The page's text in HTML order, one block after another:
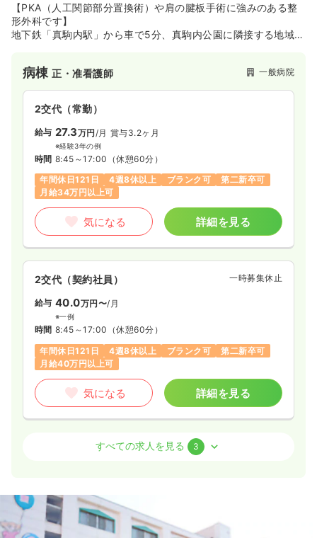
【PKA（人工関節部分置換術）や肩の腱板手術に強みのある整
形外科です】
地下鉄「真駒内駅」から車で5分、真駒内公園に隣接する地域密
床です。
外科的な治療法だけでなく、理学療法（冷凍療法、温熱療法、
水治療法、レーザー治療）、運動療法、日常生活動作訓練・装
具・自助具の使用なども取り入れ、患者さん一人ひとりの症状
に応じて治療を行っています。
病棟正・准看護師 一般病院
2交代（常勤）
給与 27.3万円 /月 賞与3.2ヶ月
※経験3年の例
時間 8:45～17:00 （休憩60分）
年間休日121日
4週8休以上 ブランク可
第二新卒可
月給34万円以上可
気になる 詳細を見る
2交代（契約社員） 一時募集休止
給与 40.0万円〜/月
※一例
時間 8:45～17:00 （休憩60分）
年間休日121日
4週8休以上 ブランク可
第二新卒可
月給40万円以上可
気になる 詳細を見る
オペ室(手術室)正・准看護師
給与 25.5万円/月 賞与3.2ヶ月
※経験3年の例
時間 8:45～17:00
（休憩60分）
すべての求人を見る 3